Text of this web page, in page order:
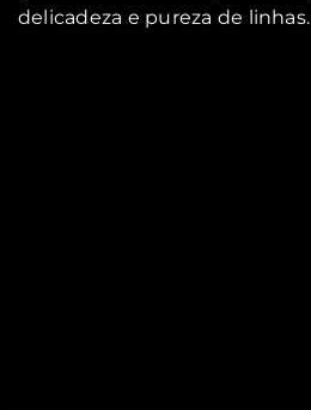
delicadeza e pureza de linhas.